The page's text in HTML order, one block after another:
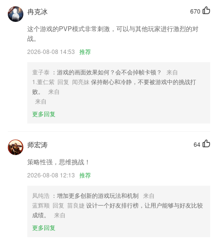
1,根据你的阅读的喜好，个性精准化的为您进行推荐阅读；
2,【提分训练】同类题推荐，举一反三，帮助学生强化训练薄弱知识点
3,【智能曲谱】：内置AI钢琴简谱，自带节奏器，可进行分手练习，速度
调节，曲调变化等多项智能功能。
种基础底色，证件照底色更改一键解决
5,投诉管理:及时处理业主的投诉,以更好的社区生活体验回报业主
6,推荐权威医生，只推荐副主任级别以上的医生；
天下彩票免费资料大全软件优势
2.英语爱好者聚集，一起学习不孤单 ，已有5000多所学校，2万多个知米
小班，大家一起进步！
3.对知识的接受力因人而异，可以有针对性地教，也可以因材施教
5.可以查看到诸多的要闻、政策、热点等信息
6.·通过APP能及时了解最新的报考信息，为学生解决升学问题。
天下彩票免费资料大全更新了什么?
670
冉克冰
这个游戏的PVP模式非常刺激，可以与其他玩家进行激烈的对
战。
2026-08-08 14:53 推荐
童子泰 ：游戏的画面效果如何？会不会掉帧卡顿？
来自
1.董仁紫 回复 闻亮妹 保持耐心和冷静，不要被游戏中的挑战打
败。
来自
来自
更多回复
64
师宏涛
策略性强，思维挑战！
2026-08-08 12:13 推荐
凤纯浩 ：增加更多创新的游戏玩法和机制 来自
蓝辉顺 回复 苗良婕 设计一个好友排行榜，让用户能够与好友比较
成绩。
来自
更多回复